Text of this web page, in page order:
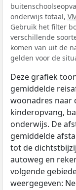
onderwijs totaal,
Gebruik het filter
verschillende
komen van uit de
gelden voor de
Deze grafiek
gemiddelde
woonadres naar
kinderopvang,
onderwijs. De
gemiddelde
tot de
autoweg en
volgende
weergegeven: